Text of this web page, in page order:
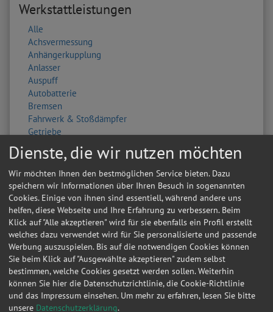
Werkstattleistungen
Alle
Achsvermessung
Anhängerkupplung
Anlasser
Auspuff
Autobatterie
Bremsen
Fahrwerk & Stoßdämpfer
Getriebe
HU/AU Benzin
HU/AU Diesel
Inspektion
Karosserie
Keilriemen
Klima / Heizung / Kühler
Klimaservice
Kupplung
Lackierung
Lichtmaschine
Ölwechsel
Radlager
Radwechsel 4 Räder
Dienste, die wir nutzen möchten
Wir möchten Ihnen den bestmöglichen Service bieten. Dazu
speichern wir Informationen über Ihren Besuch in sogenannten
Cookies. Einige von ihnen sind essentiell, während andere uns
helfen, diese Webseite und Ihre Erfahrung zu verbessern. Beim
Klick auf "Alle akzeptieren" wird für sie ebenfalls ein Profil erstellt
welches dazu verwendet wird für Sie personalisierte und passende
Werbung auszuspielen. Bis auf die notwendigen Cookies können
Sie beim Klick auf "Ausgewählte akzeptieren" zudem selbst
bestimmen, welche Cookies gesetzt werden sollen. Weiterhin
können Sie hier die Datenschutzrichtlinie, die Cookie-Richtlinie
und das Impressum einsehen. Um mehr zu erfahren, lesen Sie bitte
unsere Datenschutzerklärung.